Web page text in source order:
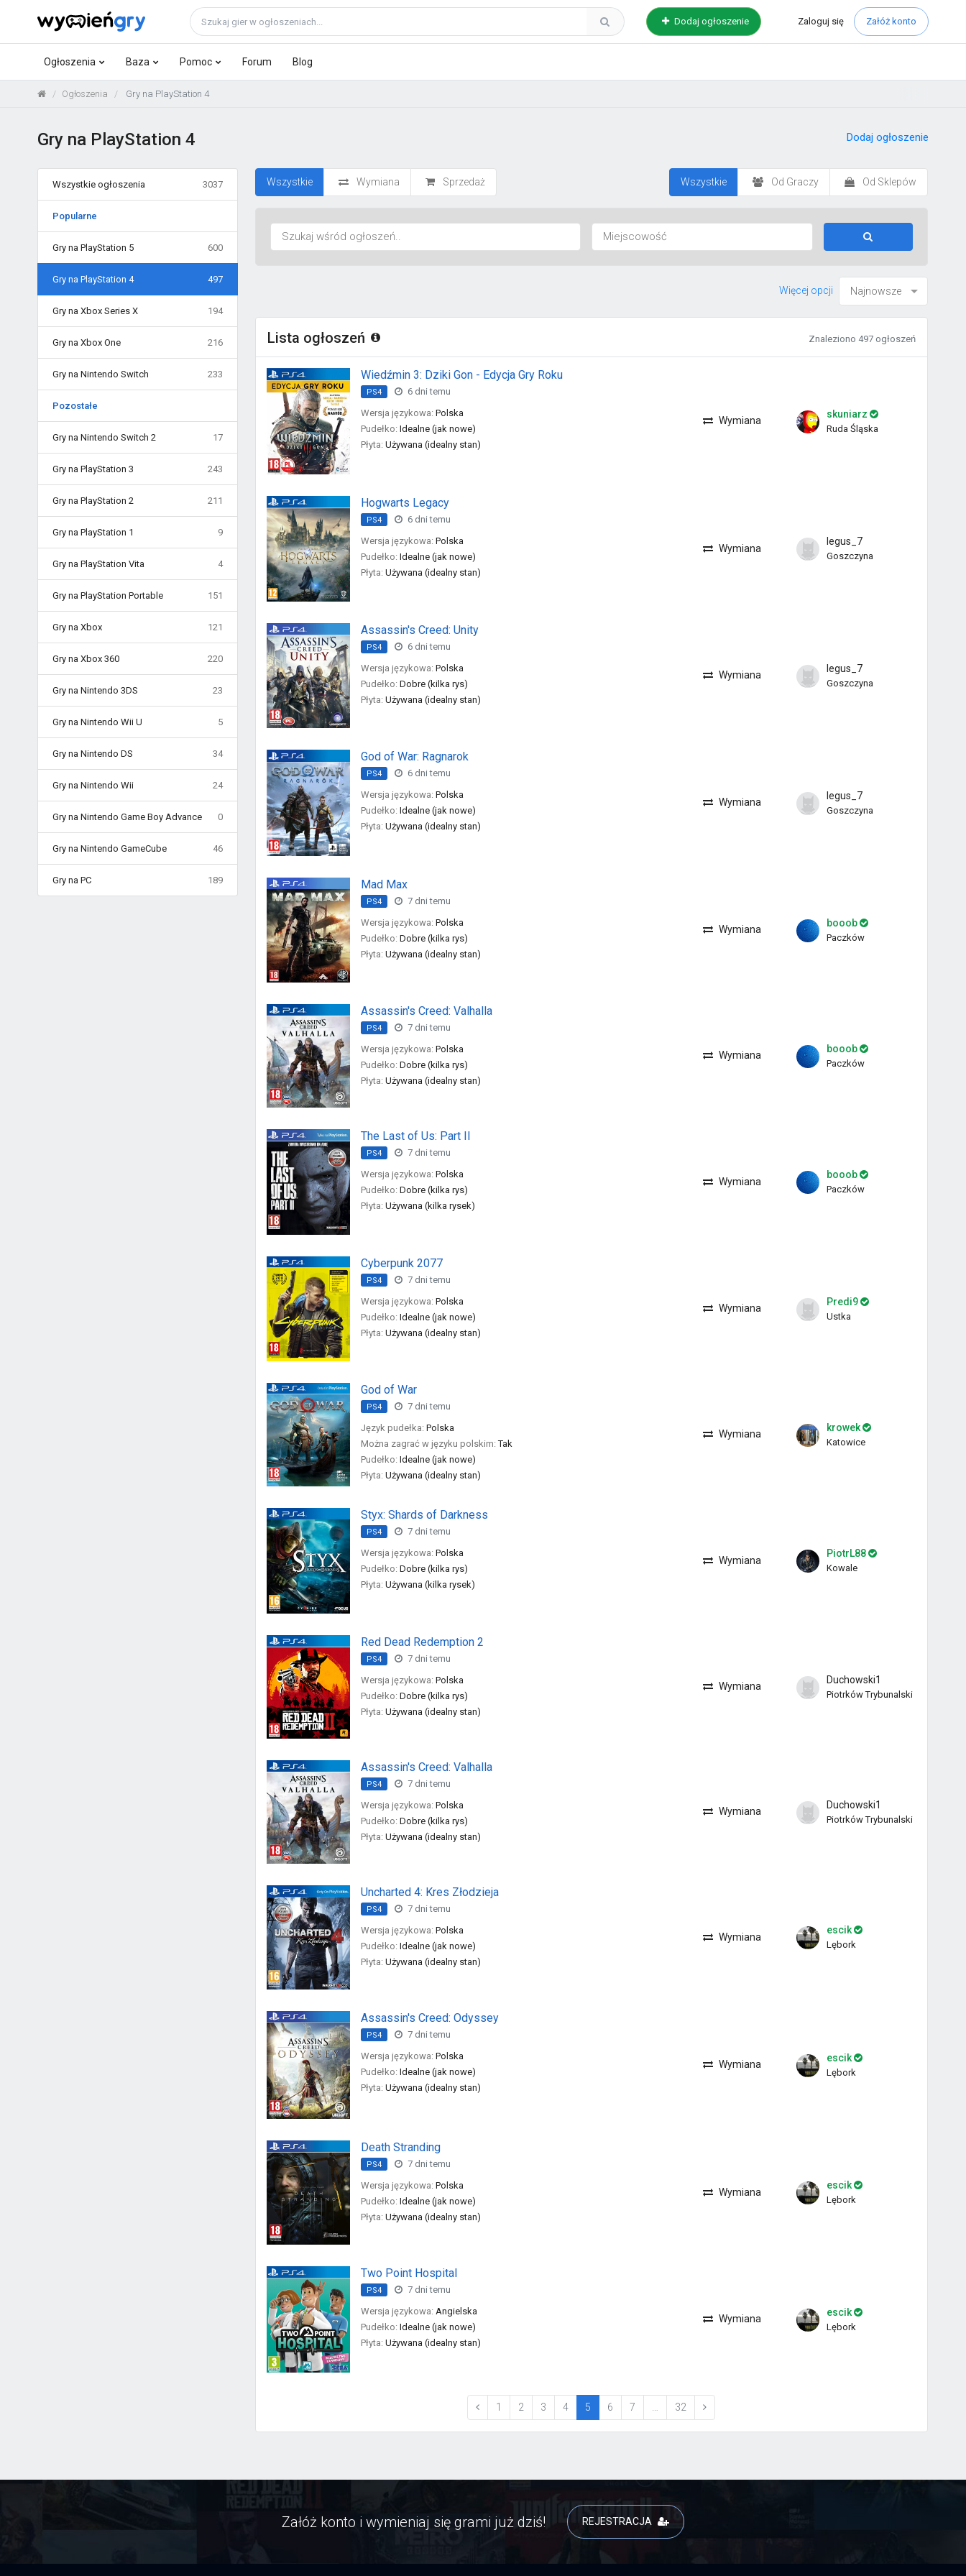
Dodaj ogłoszenie Zaloguj się Załóż konto
Ogłoszenia Baza Pomoc Forum Blog
Ogłoszenia Gry na PlayStation 4
Gry na PlayStation 4 Dodaj ogłoszenie
Wszystkie ogłoszenia 3037
Popularne
Gry na PlayStation 5 600
Gry na PlayStation 4 497
Gry na Xbox Series X 194
Gry na Xbox One 216
Gry na Nintendo Switch 233
Pozostałe
Gry na Nintendo Switch 2 17
Gry na PlayStation 3 243
Gry na PlayStation 2 211
Gry na PlayStation 1 9
Gry na PlayStation Vita 4
Gry na PlayStation Portable 151
Gry na Xbox 121
Gry na Xbox 360 220
Gry na Nintendo 3DS 23
Gry na Nintendo Wii U 5
Gry na Nintendo DS 34
Gry na Nintendo Wii 24
Gry na Nintendo Game Boy Advance 0
Gry na Nintendo GameCube 46
Gry na PC 189
Wszystkie Wymiana Sprzedaż Wszystkie Od Graczy Od Sklepów
Więcej opcji
Lista ogłoszeń Znaleziono 497 ogłoszeń
Wiedźmin 3: Dziki Gon - Edycja Gry Roku
PS4
6 dni temu
Wersja językowa: Polska
Pudełko: Idealne (jak nowe)
Płyta: Używana (idealny stan)
Wymiana
skuniarz
Ruda Śląska
Hogwarts Legacy
PS4
6 dni temu
Wersja językowa: Polska
Pudełko: Idealne (jak nowe)
Płyta: Używana (idealny stan)
Wymiana
legus_7
Goszczyna
Assassin's Creed: Unity
PS4
6 dni temu
Wersja językowa: Polska
Pudełko: Dobre (kilka rys)
Płyta: Używana (idealny stan)
Wymiana
legus_7
Goszczyna
God of War: Ragnarok
PS4
6 dni temu
Wersja językowa: Polska
Pudełko: Idealne (jak nowe)
Płyta: Używana (idealny stan)
Wymiana
legus_7
Goszczyna
Mad Max
PS4
7 dni temu
Wersja językowa: Polska
Pudełko: Dobre (kilka rys)
Płyta: Używana (idealny stan)
Wymiana
booob
Paczków
Assassin's Creed: Valhalla
PS4
7 dni temu
Wersja językowa: Polska
Pudełko: Dobre (kilka rys)
Płyta: Używana (idealny stan)
Wymiana
booob
Paczków
The Last of Us: Part II
PS4
7 dni temu
Wersja językowa: Polska
Pudełko: Dobre (kilka rys)
Płyta: Używana (kilka rysek)
Wymiana
booob
Paczków
Cyberpunk 2077
PS4
7 dni temu
Wersja językowa: Polska
Pudełko: Idealne (jak nowe)
Płyta: Używana (idealny stan)
Wymiana
Predi9
Ustka
God of War
PS4
7 dni temu
Język pudełka: Polska
Można zagrać w języku polskim: Tak
Pudełko: Idealne (jak nowe)
Płyta: Używana (idealny stan)
Wymiana
krowek
Katowice
Styx: Shards of Darkness
PS4
7 dni temu
Wersja językowa: Polska
Pudełko: Dobre (kilka rys)
Płyta: Używana (kilka rysek)
Wymiana
PiotrL88
Kowale
Red Dead Redemption 2
PS4
7 dni temu
Wersja językowa: Polska
Pudełko: Dobre (kilka rys)
Płyta: Używana (idealny stan)
Wymiana
Duchowski1
Piotrków Trybunalski
Assassin's Creed: Valhalla
PS4
7 dni temu
Wersja językowa: Polska
Pudełko: Dobre (kilka rys)
Płyta: Używana (idealny stan)
Wymiana
Duchowski1
Piotrków Trybunalski
Uncharted 4: Kres Złodzieja
PS4
7 dni temu
Wersja językowa: Polska
Pudełko: Idealne (jak nowe)
Płyta: Używana (idealny stan)
Wymiana
escik
Lębork
Assassin's Creed: Odyssey
PS4
7 dni temu
Wersja językowa: Polska
Pudełko: Idealne (jak nowe)
Płyta: Używana (idealny stan)
Wymiana
escik
Lębork
Death Stranding
PS4
7 dni temu
Wersja językowa: Polska
Pudełko: Idealne (jak nowe)
Płyta: Używana (idealny stan)
Wymiana
escik
Lębork
Two Point Hospital
PS4
7 dni temu
Wersja językowa: Angielska
Pudełko: Idealne (jak nowe)
Płyta: Używana (idealny stan)
Wymiana
escik
Lębork
1 2 3 4 5 (current)
6 7 32
Załóż konto i wymieniaj się grami już dziś! REJESTRACJA